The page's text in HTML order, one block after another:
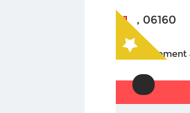
, 06160